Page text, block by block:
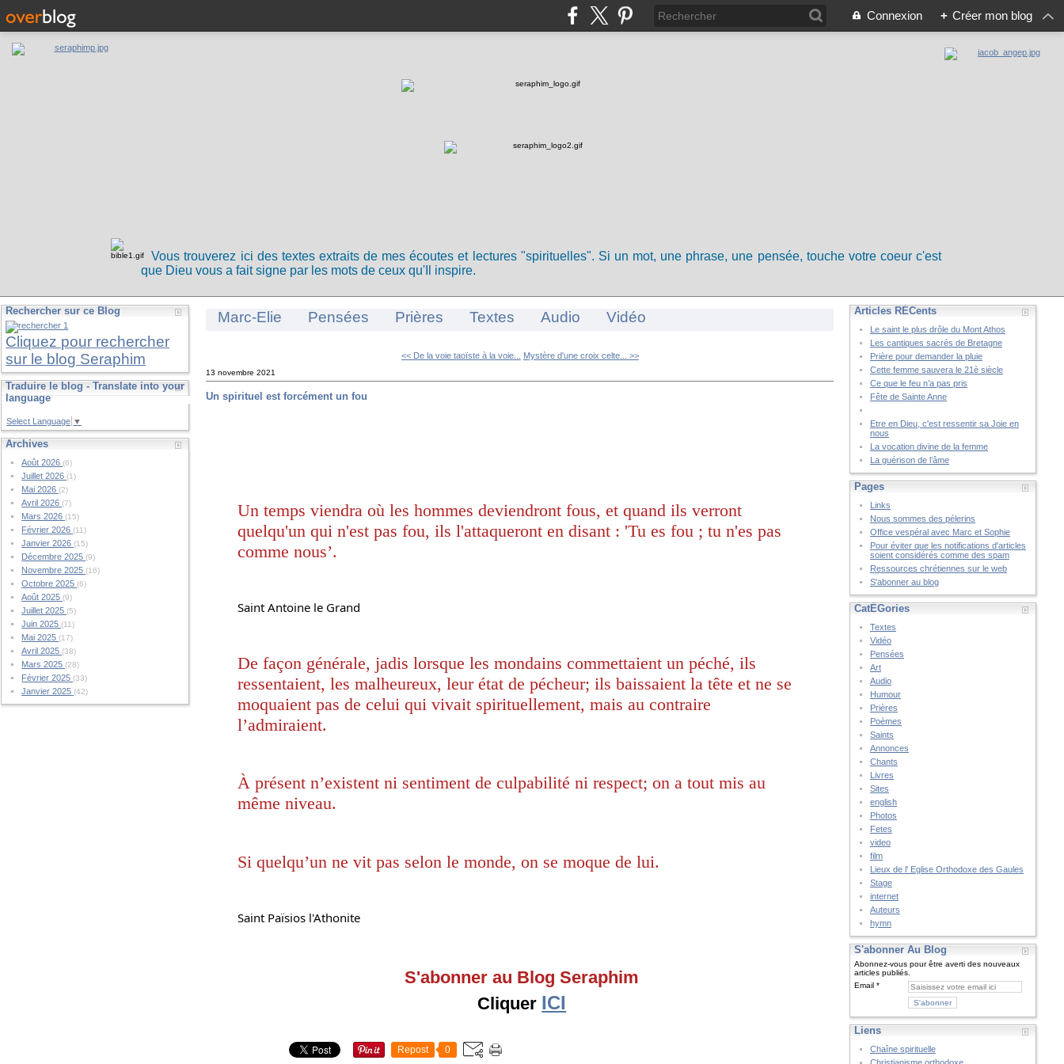
Connexion + Créer mon blog
Vous trouverez ici des textes extraits de mes écoutes et lectures "spirituelles". Si un mot, une phrase, une pensée, touche votre coeur c'est
que Dieu vous a fait signe par les mots de ceux qu'Il inspire.
Rechercher sur ce Blog
Cliquez pour rechercher
sur le blog Seraphim
Traduire le blog - Translate into your
language
Select Language ▼
Archives
Août 2026(6)
Juillet 2026(1)
Mai 2026(2)
Avril 2026(7)
Mars 2026(15)
Février 2026(11)
Janvier 2026(15)
Décembre 2025(9)
Novembre 2025(16)
Octobre 2025(6)
Août 2025(9)
Juillet 2025(5)
Juin 2025(11)
Mai 2025(17)
Avril 2025(38)
Mars 2025(28)
Février 2025(33)
Janvier 2025(42)
Marc-Elie Pensées Prières Textes Audio Vidéo
<< De la voie taoïste à la voie... Mystère d'une croix celte... >>
13 novembre 2021
Un spirituel est forcément un fou
Un temps viendra où les hommes deviendront fous, et quand ils verront
quelqu'un qui n'est pas fou, ils l'attaqueront en disant : 'Tu es fou ; tu n'es pas
comme nous’.
Saint Antoine le Grand
De façon générale, jadis lorsque les mondains commettaient un péché, ils
ressentaient, les malheureux, leur état de pécheur; ils baissaient la tête et ne se
moquaient pas de celui qui vivait spirituellement, mais au contraire
l’admiraient.
À présent n’existent ni sentiment de culpabilité ni respect; on a tout mis au
même niveau.
Si quelqu’un ne vit pas selon le monde, on se moque de lui.
Saint Païsios l'Athonite
S'abonner au Blog Seraphim
Cliquer ICI
Repost 0
Articles RÉCents
Le saint le plus drôle du Mont Athos
Les cantiques sacrés de Bretagne
Prière pour demander la pluie
Cette femme sauvera le 21è siècle
Ce que le feu n’a pas pris
Fête de Sainte Anne
Etre en Dieu, c'est ressentir sa Joie en
nous
La vocation divine de la femme
La guérison de l’âme
Pages
Links
Nous sommes des pélerins
Office vespéral avec Marc et Sophie
Pour éviter que les notifications d'articles
soient considérés comme des spam
Ressources chrétiennes sur le web
S'abonner au blog
CatÉGories
Textes
Vidéo
Pensées
Art
Audio
Humour
Prières
Poèmes
Saints
Annonces
Chants
Livres
Sites
english
Photos
Fetes
video
film
Lieux de l' Eglise Orthodoxe des Gaules
Stage
internet
Auteurs
hymn
S'abonner Au Blog
Abonnez-vous pour être averti des nouveaux
articles publiés.
Email
Liens
Chaîne spirituelle